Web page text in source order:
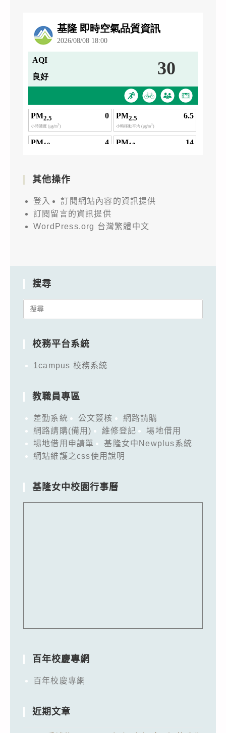
其他操作
登入
訂閱網站內容的資訊提供
訂閱留言的資訊提供
WordPress.org 台灣繁體中文
搜尋
Search
校務平台系統
1campus 校務系統
教職員專區
差勤系統 公文簽核
網路請購
網路請購(備用)
維修登記
場地借用
場地借用申請單
基隆女中Newplus系統
網站維護之css使用說明
基隆女中校園行事曆
百年校慶專網
百年校慶專網
近期文章